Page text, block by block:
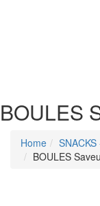
BOULES
Home
BOULES